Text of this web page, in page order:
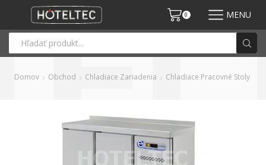
0 MENU
Domov Obchod Chladiace Zariadenia Chladiace Pracovné Stoly